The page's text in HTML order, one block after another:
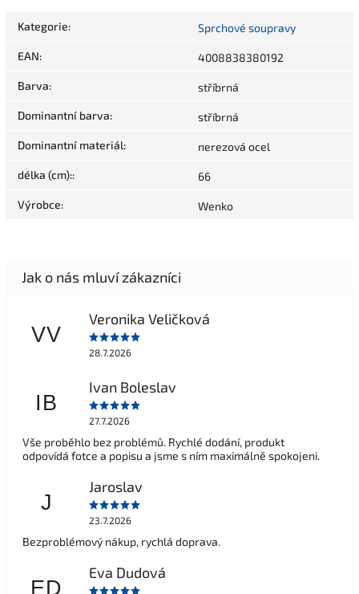
Kategorie: Sprchové soupravy
EAN: 4008838380192
Barva: stříbrná
Dominantní barva: stříbrná
Dominantní materiál: nerezová ocel
délka (cm):: 66
Výrobce: Wenko
VV
Veronika Veličková
28.7.2026
IB
Ivan Boleslav
27.7.2026
Vše proběhlo bez problémů. Rychlé dodání, produkt
odpovídá fotce a popisu a jsme s ním maximálně spokojeni.
J
Jaroslav
23.7.2026
Bezproblémový nákup, rychlá doprava.
ED
Eva Dudová